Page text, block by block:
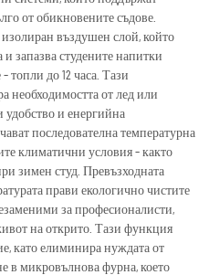
от обикновените съдове.
въздушен слой, който
запазва студените напитки
топли до 12 часа. Тази
необходимостта от лед или
удобство и енергийна
последователна температурна
климатични условия – както
зимен студ. Превъзходната
прави екологично чистите
за професионалисти,
на открито. Тази функция
като елиминира нуждата от
в микровълнова фурна, което